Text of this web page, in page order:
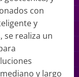
con
y
se realiza un
y largo